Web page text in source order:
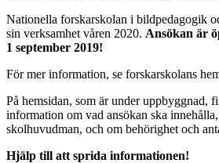
Nationella forskarskolan i bildpedagogik
sin verksamhet våren 2020. Ansökan är
1 september 2019!
För mer information, se forskarskolans
På hemsidan, som är under uppbyggnad,
information om vad ansökan ska
skolhuvudman, och om behörighet och
Hjälp till att sprida informationen!